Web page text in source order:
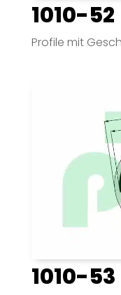
1010-52
Profile mit
1010-53